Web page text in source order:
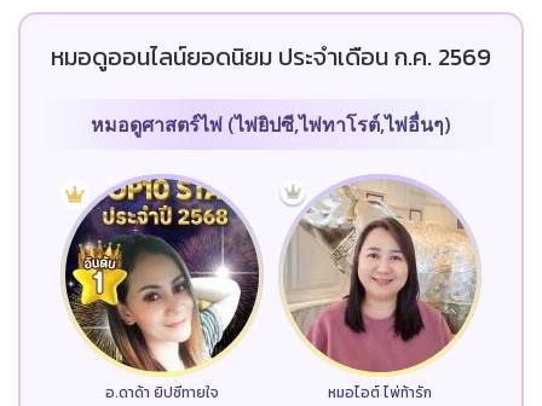
หมอดูออนไลน์ยอดนิยม ประจำเดือน ก.ค. 2569
หมอดูศาสตร์ไพ่ (ไพ่ยิปซี,ไพ่ทาโรต์,ไพ่อื่นๆ)
อ.ดาด้า ยิปซีทายใจ หมอไอต์ ไพ่ท้ารัก